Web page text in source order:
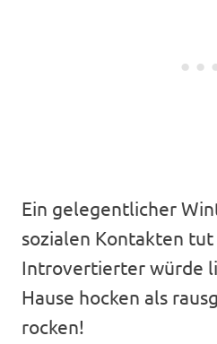
Ein gelegentlicher
sozialen Kontakten
Introvertierter würde
Hause hocken als
rocken!